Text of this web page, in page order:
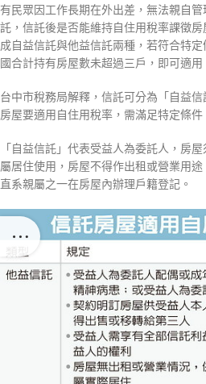
有民眾因工作長期在外出差，無法親自
託，信託後是否能維持自住用稅率課徵
成自益信託與他益信託兩種，若符合特
國合計持有房屋數未超過三戶，即可適用
台中市稅務局解釋，信託可分為「自益
房屋要適用自住用稅率，需滿足特定條件
「自益信託」代表受益人為委託人，房
屬居住使用，房屋不得作出租或營業用
直系親屬之一在房屋內辦理戶籍登記。